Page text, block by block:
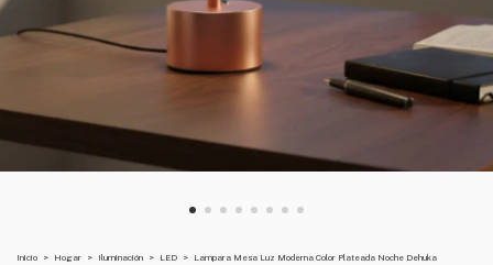
Inicio > Hogar > Iluminación > LED > Lampara Mesa Luz Moderna Color Plateada Noche Dehuka